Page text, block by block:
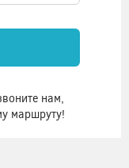
нам,
маршруту!